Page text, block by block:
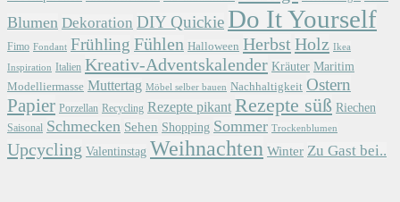
Blumen Dekoration DIY Quickie Do It Yourself
Fimo Fondant Frühling Fühlen Halloween Herbst Holz Ikea
Inspiration Italien Kreativ-Adventskalender Kräuter Maritim
Modelliermasse Muttertag Möbel selber bauen Nachhaltigkeit Ostern
Papier Porzellan Recycling Rezepte pikant Rezepte süß Riechen
Saisonal Schmecken Sehen Shopping Sommer Trockenblumen
Upcycling Valentinstag Weihnachten Winter Zu Gast bei..